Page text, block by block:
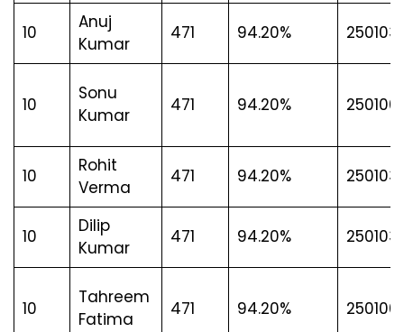
10
Anuj
Kumar
471 94.20%
10
Sonu
Kumar
471 94.20%
10
Rohit
Verma
471 94.20%
10
Dilip
Kumar
471 94.20%
10
Tahreem
Fatima
471 94.20%